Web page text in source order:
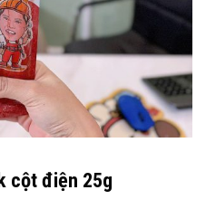
cột điện 25g